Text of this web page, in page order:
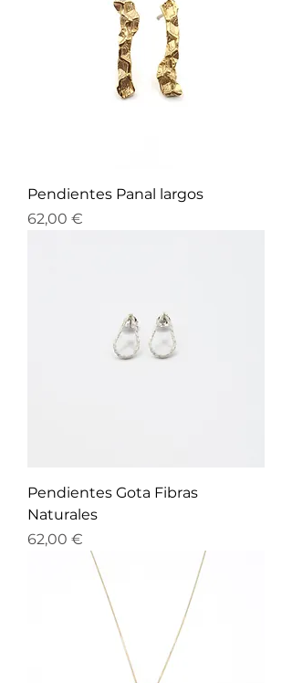
Pendientes Panal largos
Precio
62,00 €
Pendientes Gota Fibras
Naturales
Precio
62,00 €